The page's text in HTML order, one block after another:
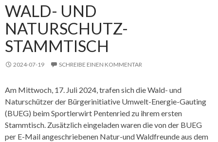
WALD- UND
NATURSCHUTZ-
STAMMTISCH
2024-07-19 SCHREIBE EINEN KOMMENTAR
Am Mittwoch, 17. Juli 2024, trafen sich die Wald- und
Naturschützer der Bürgerinitiative Umwelt-Energie-Gauting
(BUEG) beim Sportlerwirt Pentenried zu ihrem ersten
Stammtisch. Zusätzlich eingeladen waren die von der BUEG
per E-Mail angeschriebenen Natur-und Waldfreunde aus dem